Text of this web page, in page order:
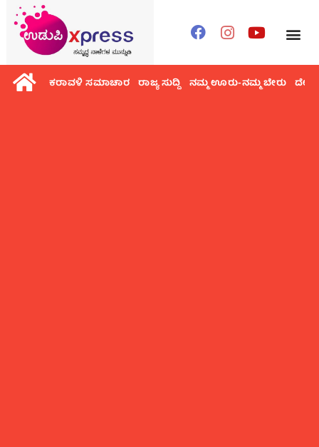
ಕರಾವಳಿ ಸಮಾಚಾರ ರಾಜ್ಯ ಸುದ್ದಿ ನಮ್ಮ ಊರು-ನಮ್ಮ ಬೇರು ದೇಶ